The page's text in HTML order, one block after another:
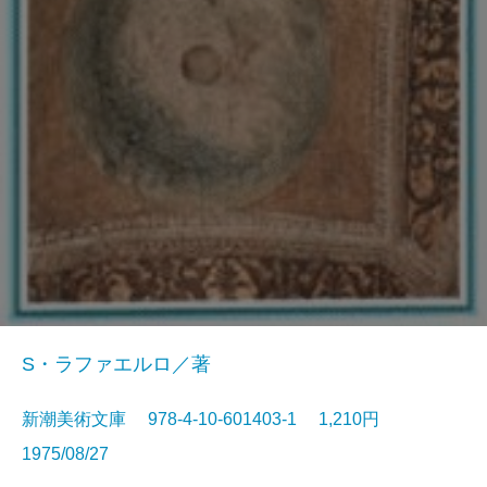
S・ラファエルロ／著
新潮美術文庫 978-4-10-601403-1 1,210円
1975/08/27